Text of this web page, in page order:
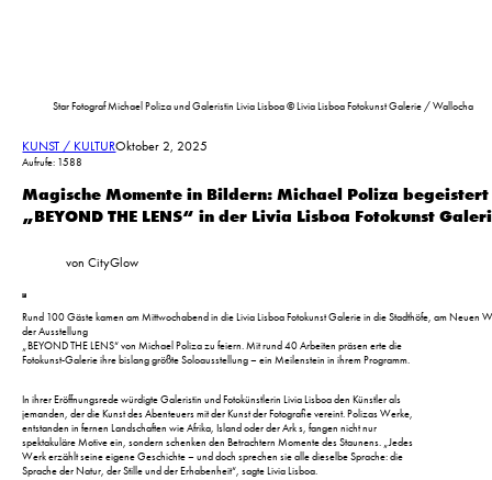
Star Fotograf Michael Poliza und Galeristin Livia Lisboa © Livia Lisboa Fotokunst Galerie / Wallocha
KUNST / KULTUROktober 2, 2025
Aufrufe: 1588
Magische Momente in Bildern: Michael Poliza
„BEYOND THE LENS“ in der Livia Lisboa Fotokunst
von CityGlow
Rund 100 Gäste kamen am Mittwochabend in die Livia Lisboa Fotokunst Galerie in die Stadthöfe, am Neuen
der Ausstellung
„BEYOND THE LENS“ von Michael Poliza zu feiern. Mit rund 40 Arbeiten präsen erte die
Fotokunst-Galerie ihre bislang größte Soloausstellung – ein Meilenstein in ihrem Programm.
In ihrer Eröffnungsrede würdigte Galeristin und Fotokünstlerin Livia Lisboa den Künstler als
jemanden, der die Kunst des Abenteuers mit der Kunst der Fotografie vereint. Polizas Werke,
entstanden in fernen Landschaften wie Afrika, Island oder der Ark s, fangen nicht nur
spektakuläre Motive ein, sondern schenken den Betrachtern Momente des Staunens. „Jedes
Werk erzählt seine eigene Geschichte – und doch sprechen sie alle dieselbe Sprache: die
Sprache der Natur, der Stille und der Erhabenheit“, sagte Livia Lisboa.